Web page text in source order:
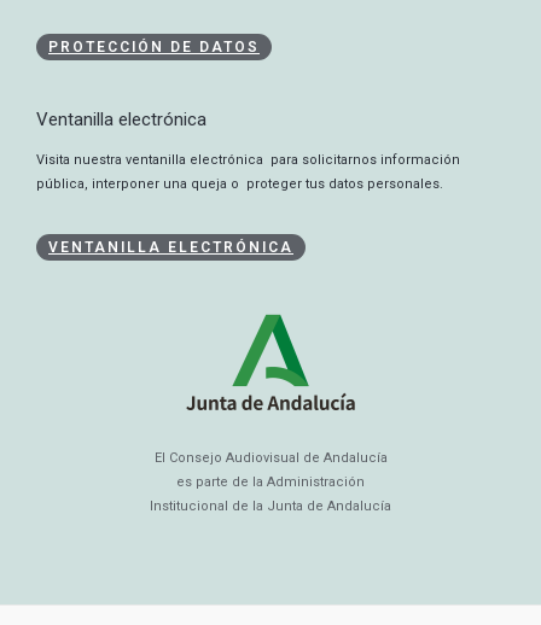
PROTECCIÓN DE DATOS
Ventanilla electrónica
Visita nuestra ventanilla electrónica para solicitarnos información
pública, interponer una queja o proteger tus datos personales.
VENTANILLA ELECTRÓNICA
El Consejo Audiovisual de Andalucía
es parte de la Administración
Institucional de la Junta de Andalucía